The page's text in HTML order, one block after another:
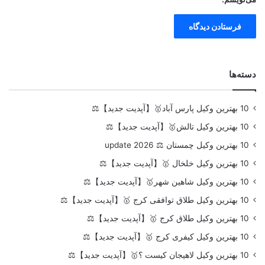
دسته‌ها
10 بهترین وکیل پارس آباد🥇【آپدیت جدید】⚖️
10 بهترین وکیل تالش🥇【آپدیت جدید】⚖️
10 بهترین وکیل چمستان ⚖️ update 2026
10 بهترین وکیل خلخال 🥇【آپدیت جدید】⚖️
10 بهترین وکیل شاهین شهر🥇【آپدیت جدید】⚖️
10 بهترین وکیل طلاق توافقی کرج 🥇【آپدیت جدید】⚖️
10 بهترین وکیل طلاق کرج 🥇【آپدیت جدید】⚖️
10 بهترین وکیل کیفری کرج 🥇【آپدیت جدید】⚖️
10 بهترین وکیل لاهیجان کیست ؟🥇【آپدیت جدید】⚖️